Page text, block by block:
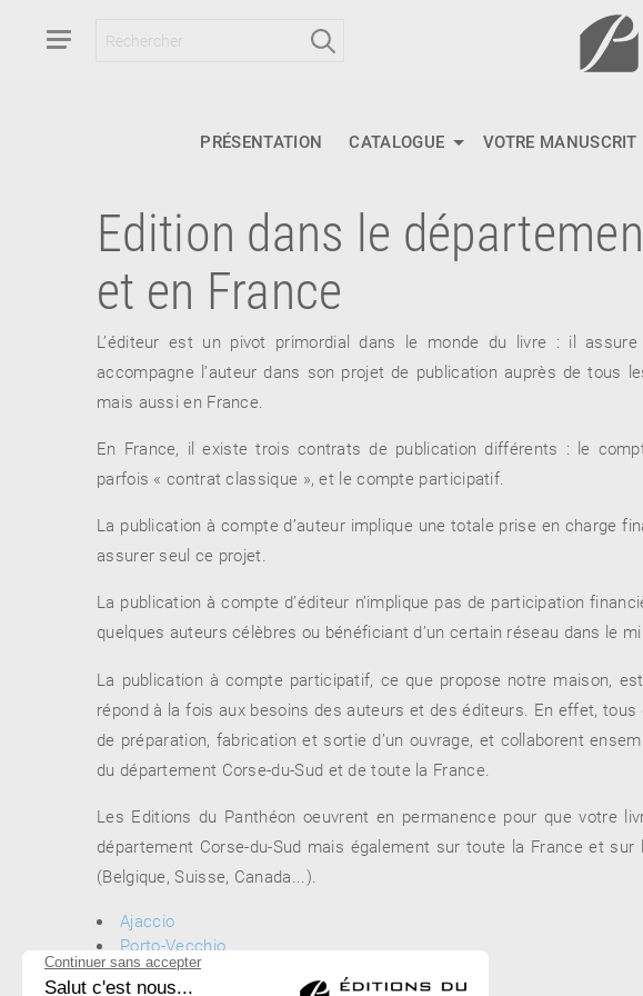
RETOUR
À PARAÎTRE
TOUT LE CATALOGUE
RENCONTRE AVEC…
REVUE DE PRESSE
PRÉSENTATION CATALOGUE VOTRE MANUSCRIT
Edition dans le
et en France
L’éditeur est un pivot primordial dans le monde du livre : il
accompagne l’auteur dans son projet de publication auprès de tous
mais aussi en France.
En France, il existe trois contrats de publication différents : le
parfois « contrat classique », et le compte participatif.
La publication à compte d’auteur implique une totale prise en charge
assurer seul ce projet.
La publication à compte d’éditeur n’implique pas de participation
quelques auteurs célèbres ou bénéficiant d’un certain réseau dans le
La publication à compte participatif, ce que propose notre maison,
répond à la fois aux besoins des auteurs et des éditeurs. En effet,
de préparation, fabrication et sortie d’un ouvrage, et collaborent
du département Corse-du-Sud et de toute la France.
Les Editions du Panthéon oeuvrent en permanence pour que votre
département Corse-du-Sud mais également sur toute la France et
(Belgique, Suisse, Canada...).
Ajaccio
Porto-Vecchio
Sartène